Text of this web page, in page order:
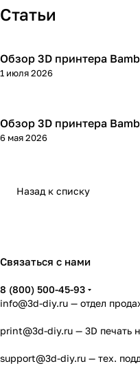
Статьи
3D принтеры
Обзор 3D принтера
1 июля 2026
3D принтеры
Обзор 3D принтера
6 мая 2026
Назад к списку
Связаться с нами
8 (800) 500-45-93
info@3d-diy.ru — отдел
print@3d-diy.ru — 3D печать
support@3d-diy.ru — тех.